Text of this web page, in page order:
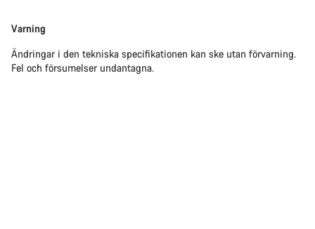
Varning
Ändringar i den tekniska specifikationen kan ske utan förvarning.
Fel och försumelser undantagna.